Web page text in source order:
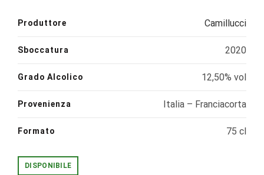
Produttore Camillucci
Sboccatura 2020
Grado Alcolico 12,50% vol
Provenienza Italia – Franciacorta
Formato 75 cl
DISPONIBILE